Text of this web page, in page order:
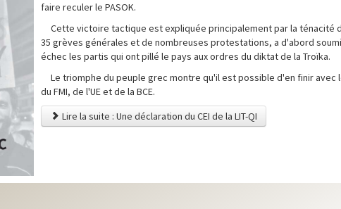
faire reculer le PASOK.
Cette victoire tactique est expliquée principalement par la ténacité
35 grèves générales et de nombreuses protestations, a d'abord
échec les partis qui ont pillé le pays aux ordres du diktat de la Troïka.
Le triomphe du peuple grec montre qu'il est possible d'en finir avec
du FMI, de l'UE et de la BCE.
Lire la suite : Une déclaration du CEI de la LIT-QI